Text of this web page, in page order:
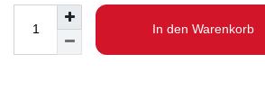
In den Warenkorb